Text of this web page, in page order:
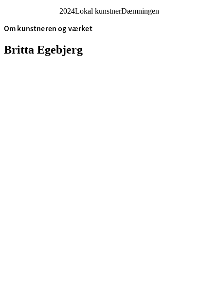
2024Lokal kunstnerDæmningen
Om kunstneren og værket
Britta Ege­bjerg